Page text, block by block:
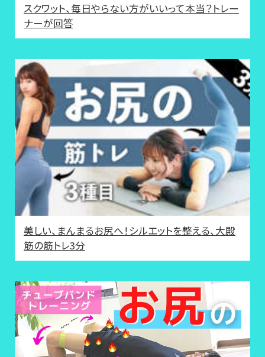
スクワット、毎日やらない方がいいって本当？トレー
ナーが回答
美しい、まんまるお尻へ！シルエットを整える、大殿
筋の筋トレ3分